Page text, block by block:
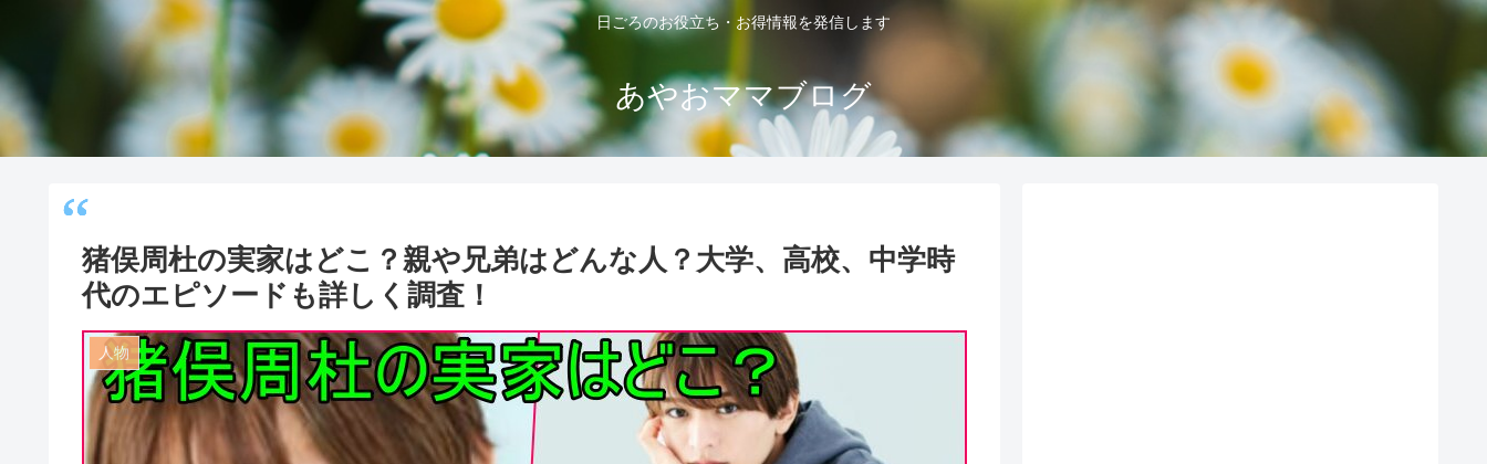
日ごろのお役立ち・お得情報を発信します
あやおママブログ
猪俣周杜の実家はどこ？親や兄弟はどんな人？大学、高校、中学時
代のエピソードも詳しく調査！
人物